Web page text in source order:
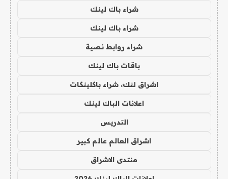
شراء باك لينك
شراء باك لينك
شراء روابط نصية
باقات باك لينك
اشراق لنك، شراء باكلينكات
اعلانات الباك لينك
التدريس
اشراق العالم عالم كبير
منتدى الاشراق